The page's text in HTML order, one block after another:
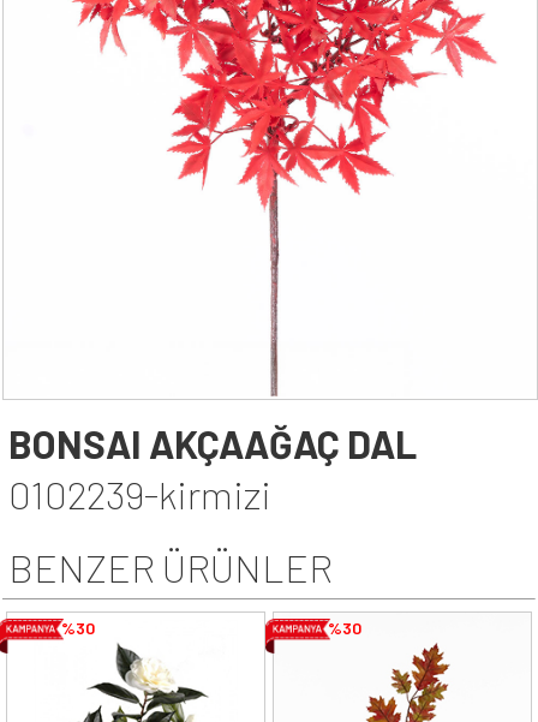
YAPAY DIŞ MEKAN BİTKİLERİ
SAKSILAR
--- HABERLER --
-- İLETİŞİM --
BONSAI AKÇAAĞAÇ DAL
0102239-kirmizi
BENZER ÜRÜNLER
%30 %30